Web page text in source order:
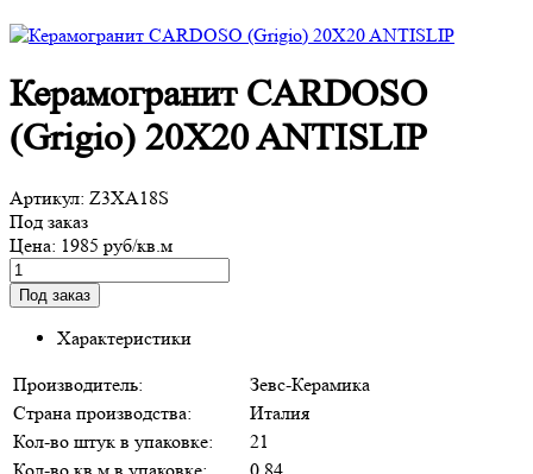
Керамогранит CARDOSO
(Grigio) 20X20 ANTISLIP
Артикул: Z3XA18S
Под заказ
Цена: 1985 руб/кв.м
Характеристики
Производитель:
Зевс-Керамика
Страна производства:
Италия
Кол-во штук в упаковке:
21
Кол-во кв.м в упаковке:
0.84